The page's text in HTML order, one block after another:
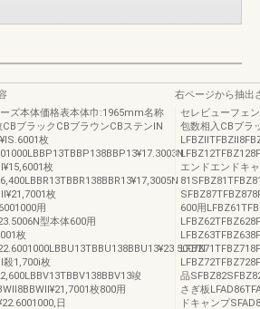
ズ本体価格表本体巾:1965mm名称
ブラックCBブラウンCBステンlN
枚
枚
枚
用
型本体600用
枚
殺1,700i枚
竣
枚800用
日
右ページから抽出
セレビューフェ
包数相入CBブラ
エンドエンドキ
600用
品
さぎ板
ドキャンプ